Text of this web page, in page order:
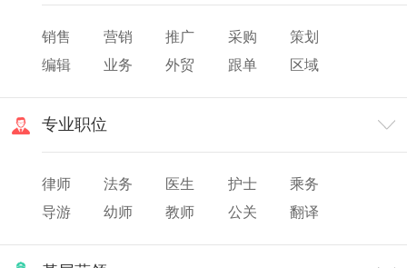
销售 营销 推广 采购
策划
编辑
业务 外贸 跟单
区域
专业职位
律师 法务 医生 护士
乘务
导游
幼师 教师 公关
翻译